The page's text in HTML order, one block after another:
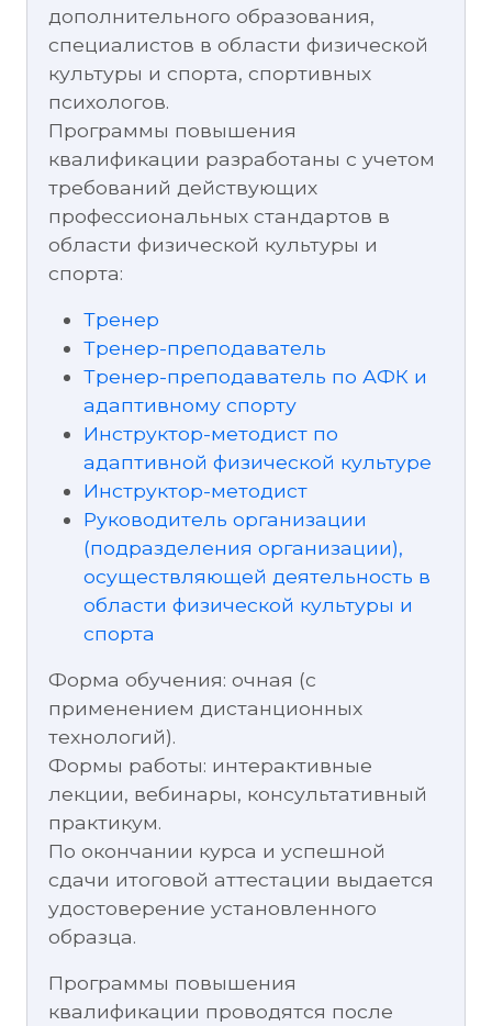
дополнительного образования,
специалистов в области физической
культуры и спорта, спортивных
психологов.
Программы повышения
квалификации разработаны с учетом
требований действующих
профессиональных стандартов в
области физической культуры и
спорта:
Тренер
Тренер-преподаватель
Тренер-преподаватель по АФК и
адаптивному спорту
Инструктор-методист по
адаптивной физической культуре
Инструктор-методист
Руководитель организации
(подразделения организации),
осуществляющей деятельность в
области физической культуры и
спорта
Форма обучения: очная (с
применением дистанционных
технологий).
Формы работы: интерактивные
лекции, вебинары, консультативный
практикум.
По окончании курса и успешной
сдачи итоговой аттестации выдается
удостоверение установленного
образца.
Программы повышения
квалификации проводятся после